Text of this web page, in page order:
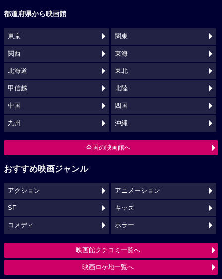
都道府県から映画館
東京 関東
関西 東海
北海道 東北
甲信越 北陸
中国 四国
九州 沖縄
全国の映画館へ
おすすめ映画ジャンル
アクション アニメーション
SF キッズ
コメディ ホラー
映画館クチコミ一覧へ
映画ロケ地一覧へ